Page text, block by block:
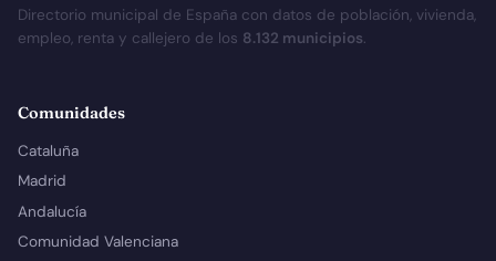
Directorio municipal de España con datos de población, vivienda,
empleo, renta y callejero de los 8.132 municipios.
Comunidades
Cataluña
Madrid
Andalucía
Comunidad Valenciana